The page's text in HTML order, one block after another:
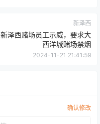
新泽西
新泽西赌场员工示威，要求大
西洋城赌场禁烟
2024-11-21 21:41:59
确认修改